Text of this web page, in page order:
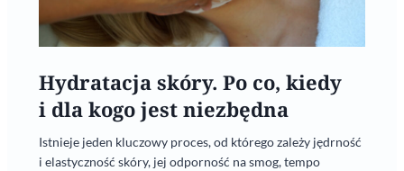
Hydratacja skóry. Po co, kiedy
i dla kogo jest niezbędna
Istnieje jeden kluczowy proces, od którego zależy jędrność
i elastyczność skóry, jej odporność na smog, tempo